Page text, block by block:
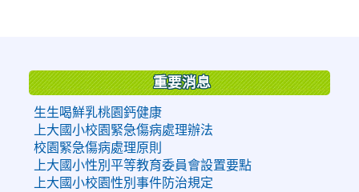
重要消息
生生喝鮮乳桃園鈣健康
上大國小校園緊急傷病處理辦法
校園緊急傷病處理原則
上大國小性別平等教育委員會設置要點
上大國小校園性別事件防治規定